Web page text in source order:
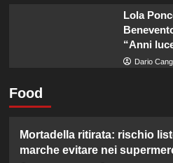
Lola
“Anni
Dario
Food
Mortadella ritirata: rischio
marche evitare nei